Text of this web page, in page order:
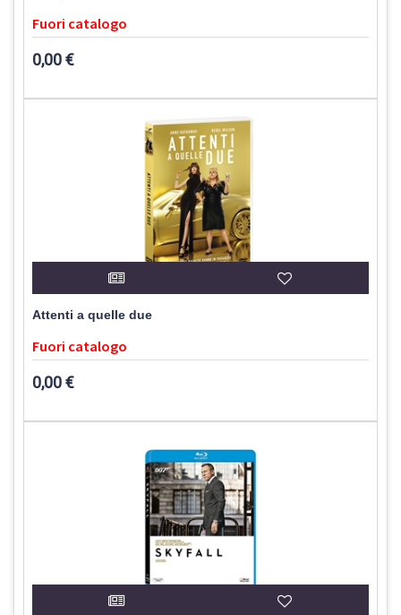
Fuori catalogo
0,00 €
Attenti a quelle due
Fuori catalogo
0,00 €